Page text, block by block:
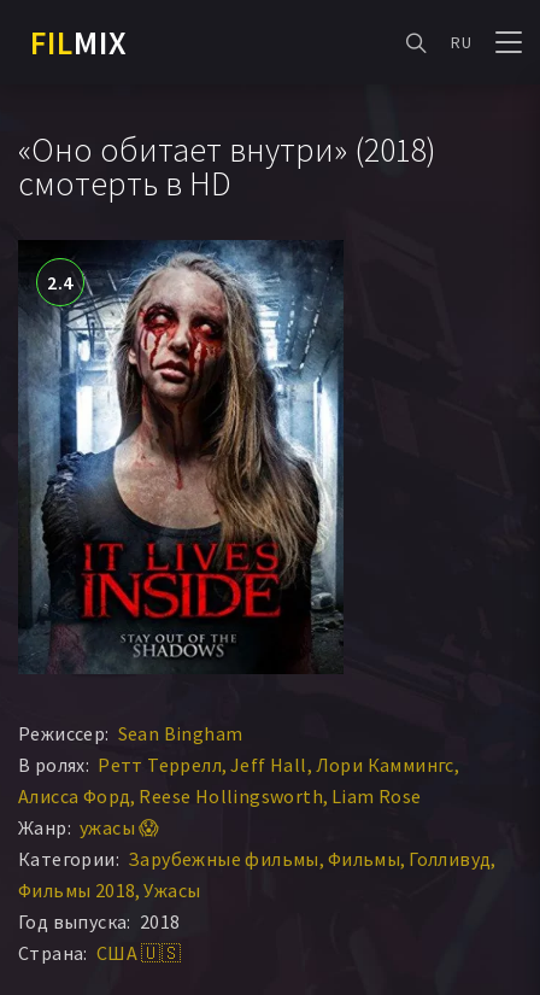
FILMIX RU
«Оно обитает внутри» (2018)
смотерть в HD
2.4
Режиссер: Sean Bingham
В ролях: Ретт Террелл Jeff Hall Лори Каммингс
Алисса Форд Reese Hollingsworth Liam Rose
Жанр: ужасы 😱
Категории: Зарубежные фильмы Фильмы Голливуд
Фильмы 2018 Ужасы
Год выпуска: 2018
Страна: США 🇺🇸